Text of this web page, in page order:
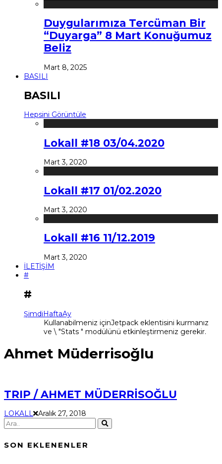
Duygularımıza Tercüman Bir
“Duyarga” 8 Mart Konuğumuz
Beliz
Mart 8, 2025
BASILI
BASILI
Hepsini Görüntüle
Lokall #18 03/04.2020
Mart 3, 2020
Lokall #17 01/02.2020
Mart 3, 2020
Lokall #16 11/12.2019
Mart 3, 2020
İLETİŞİM
#
#
ŞimdiHaftaAy
Kullanabilmeniz içinJetpack eklentisini kurmanız
ve \ "Stats " modülünü etkinleştirmeniz gerekir.
Ahmet Müderrisoğlu
TRIP / AHMET MÜDERRİSOĞLU
LOKALL Aralık 27, 2018
SON EKLENENLER